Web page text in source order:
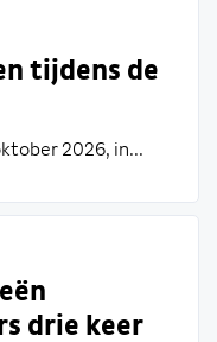
tijdens de
een
2026, in...
drie keer